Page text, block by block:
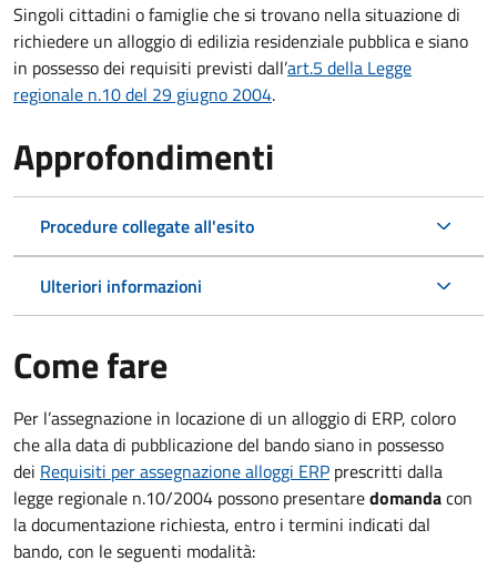
Singoli cittadini o famiglie che si trovano nella situazione di
richiedere un alloggio di edilizia residenziale pubblica e siano
in possesso dei requisiti previsti dall’art.5 della Legge
regionale n.10 del 29 giugno 2004.
Approfondimenti
Procedure collegate all'esito
Ulteriori informazioni
Come fare
Per l’assegnazione in locazione di un alloggio di ERP, coloro
che alla data di pubblicazione del bando siano in possesso
dei Requisiti per assegnazione alloggi ERP prescritti dalla
legge regionale n.10/2004 possono presentaredomandacon
la documentazione richiesta, entro i termini indicati dal
bando, con le seguenti modalità: